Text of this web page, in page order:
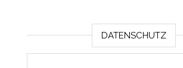
DATENSCHUTZ